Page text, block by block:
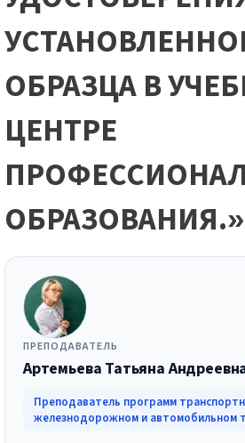
ОБРАЗЦА В
ЦЕНТРЕ
ОБРАЗОВАНИЯ.»
ПРЕПОДАВАТЕЛЬ
Артемьева Татьяна
Преподаватель программ
железнодорожном и автомобильном